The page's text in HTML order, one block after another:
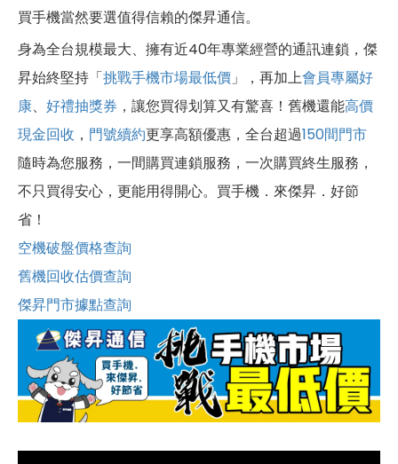
買手機當然要選值得信賴的傑昇通信。
身為全台規模最大、擁有近40年專業經營的通訊連鎖，傑
昇始終堅持「挑戰手機市場最低價 」，再加上會員專屬好
康、 好禮抽獎券 ，讓您買得划算又有驚喜！舊機還能高價
現金回收 ， 門號續約更享高額優惠，全台超過150間門市
隨時為您服務，一間購買連鎖服務，一次購買終生服務，
不只買得安心，更能用得開心。買手機．來傑昇．好節
省！
空機破盤價格查詢
舊機回收估價查詢
傑昇門市據點查詢